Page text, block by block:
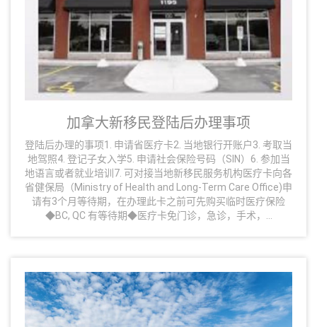
加拿大新移民登陆后办理事项
登陆后办理的事项1. 申请省医疗卡2. 当地银行开账户3. 考取当
地驾照4. 登记子女入学5. 申请社会保险号码（SIN）6. 参加当
地语言或者就业培训7. 可对接当地新移民服务机构‍医疗卡向各
省健保局（Ministry of Health and Long-Term Care Office)申
请有3个月等待期，在办理此卡之前可先购买临时医疗保险
◆BC, QC 有等待期◆医疗卡免门诊，急诊，手术，...